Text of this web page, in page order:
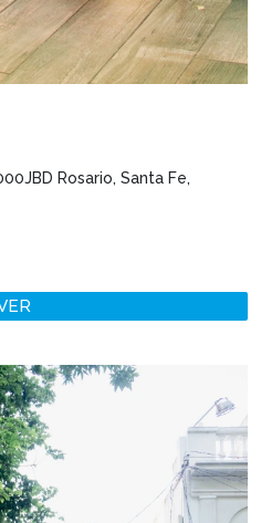
Rosario, Santa Fe,